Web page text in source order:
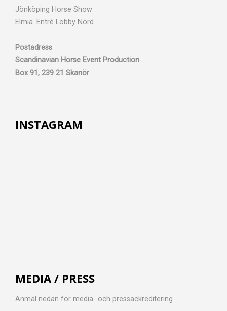
Jönköping Horse Show
Elmia. Entré Lobby Nord
Postadress
Scandinavian Horse Event Production
Box 91, 239 21 Skanör
INSTAGRAM
MEDIA / PRESS
Anmäl nedan för media- och pressackreditering